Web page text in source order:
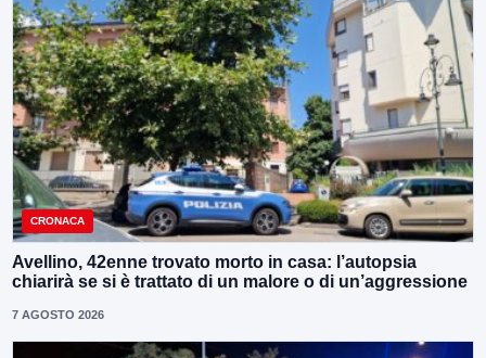
CRONACA
Avellino, 42enne trovato morto in casa: l’autopsia
chiarirà se si è trattato di un malore o di un’aggressione
7 AGOSTO 2026